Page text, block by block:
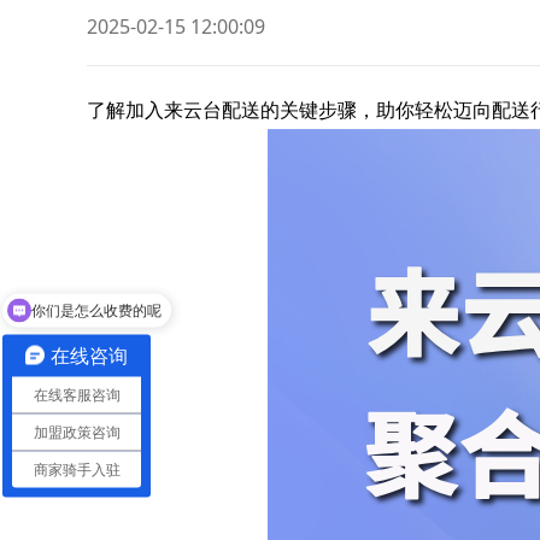
2025-02-15 12:00:09
了解加入来云台配送的关键步骤，助你轻松迈向配送
在线咨询
在线客服咨询
加盟政策咨询
商家骑手入驻
现在有优惠活动吗